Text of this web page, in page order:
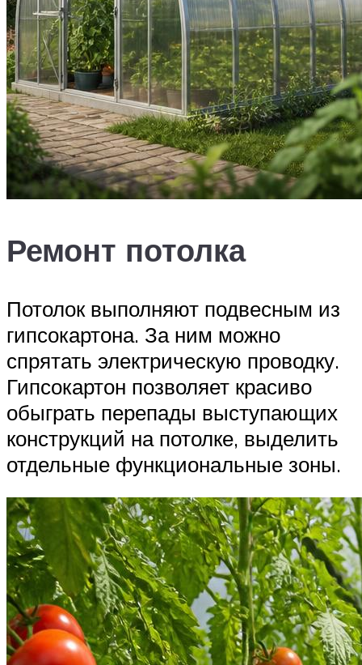
Ремонт потолка
Потолок выполняют подвесным из
гипсокартона. За ним можно
спрятать электрическую проводку.
Гипсокартон позволяет красиво
обыграть перепады выступающих
конструкций на потолке, выделить
отдельные функциональные зоны.